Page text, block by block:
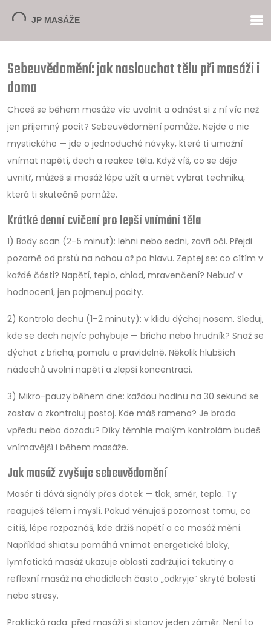
Sebeuvědomění: jak naslouchat tělu při masáži i
doma
Chceš se během masáže víc uvolnit a odnést si z ní víc než
jen příjemný pocit? Sebeuvědomění pomůže. Nejde o nic
mystického — jde o jednoduché návyky, které ti umožní
vnímat napětí, dech a reakce těla. Když víš, co se děje
uvnitř, můžeš si masáž lépe užít a umět vybrat techniku,
která ti skutečně pomůže.
Krátké denní cvičení pro lepší vnímání těla
1) Body scan (2–5 minut): lehni nebo sedni, zavři oči. Přejdi
pozorně od prstů na nohou až po hlavu. Zeptej se: co cítím v
každé části? Napětí, teplo, chlad, mravenčení? Nebuď v
hodnocení, jen pojmenuj pocity.
2) Kontrola dechu (1–2 minuty): v klidu dýchej nosem. Sleduj,
kde se dech nejvíc pohybuje — břicho nebo hrudník? Snaž se
dýchat z břicha, pomalu a pravidelně. Několik hlubších
nádechů uvolní napětí a zlepší koncentraci.
3) Mikro-pauzy během dne: každou hodinu na 30 sekund se
zastav a zkontroluj postoj. Kde máš ramena? Je brada
vpředu nebo dozadu? Díky těmhle malým kontrolám budeš
vnímavější i během masáže.
Jak masáž zvyšuje sebeuvědomění
Masér ti dává signály přes dotek — tlak, směr, teplo. Ty
reaguješ tělem i myslí. Pokud věnuješ pozornost tomu, co
cítíš, lépe rozpoznáš, kde držíš napětí a co masáž mění.
Například shiatsu pomáhá vnímat energetické bloky,
lymfatická masáž ukazuje oblasti zadržující tekutiny a
reflexní masáž na chodidlech často „odkryje“ skryté bolesti
nebo stresy.
Praktická rada: před masáží si stanov jeden záměr. Není to